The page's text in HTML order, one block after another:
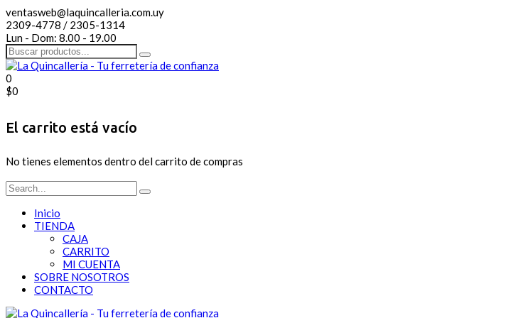
ventasweb@laquincalleria.com.uy
2309-4778 / 2305-1314
Lun - Dom: 8.00 - 19.00
0
$0
El carrito está vacío
No tienes elementos dentro del carrito de compras
Inicio
TIENDA
CAJA
CARRITO
MI CUENTA
SOBRE NOSOTROS
CONTACTO